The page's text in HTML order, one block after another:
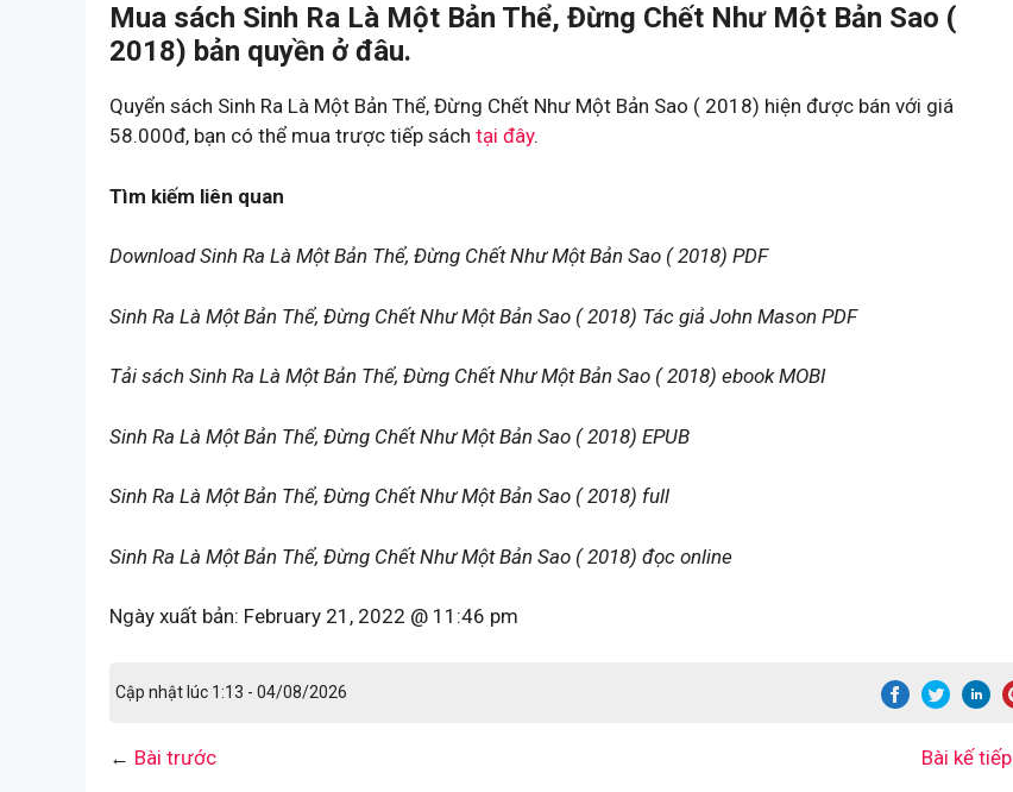
Mua sách Sinh Ra Là Một Bản Thể, Đừng Chết Như Một Bản Sao (
2018) bản quyền ở đâu.
Quyển sách Sinh Ra Là Một Bản Thể, Đừng Chết Như Một Bản Sao ( 2018) hiện được bán với giá
58.000đ, bạn có thể mua trược tiếp sách tại đây.
Tìm kiếm liên quan
Download Sinh Ra Là Một Bản Thể, Đừng Chết Như Một Bản Sao ( 2018) PDF
Sinh Ra Là Một Bản Thể, Đừng Chết Như Một Bản Sao ( 2018) Tác giả John Mason PDF
Tải sách Sinh Ra Là Một Bản Thể, Đừng Chết Như Một Bản Sao ( 2018) ebook MOBI
Sinh Ra Là Một Bản Thể, Đừng Chết Như Một Bản Sao ( 2018) EPUB
Sinh Ra Là Một Bản Thể, Đừng Chết Như Một Bản Sao ( 2018) full
Sinh Ra Là Một Bản Thể, Đừng Chết Như Một Bản Sao ( 2018) đọc online
Ngày xuất bản: February 21, 2022 @ 11:46 pm
Cập nhật lúc 1:13 - 04/08/2026
← Bài trước Bài kế tiếp